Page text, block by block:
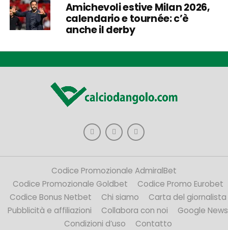
Amichevoli estive Milan 2026,
calendario e tournée: c’è
anche il derby
Codice Promozionale AdmiralBet
Codice Promozionale Goldbet
Codice Promo Eurobet
Codice Bonus Netbet
Chi siamo
Carta del giornalista
Pubblicità e affiliazioni
Collabora con noi
Google News
Condizioni d’uso
Contatto